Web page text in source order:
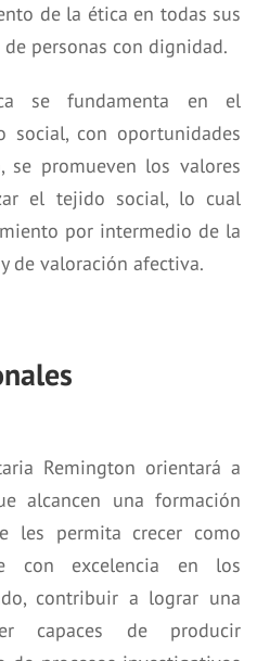
de la ética en todas sus
personas con dignidad.
se fundamenta en el
social, con oportunidades
se promueven los valores
el tejido social, lo cual
por intermedio de la
de valoración afectiva.
Remington orientará a
alcancen una formación
les permita crecer como
con excelencia en los
contribuir a lograr una
capaces de producir